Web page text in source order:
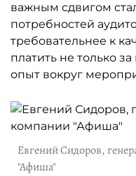
важным сдвигом
потребностей
требовательнее к
платить не только
опыт вокруг
Евгений Сидоров,
"Афиша"